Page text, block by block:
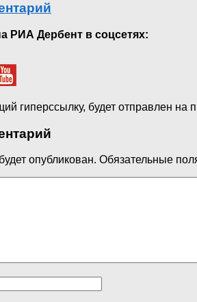
РИА Дербент в соцсетях:
гиперссылку, будет отправлен на
опубликован. Обязательные